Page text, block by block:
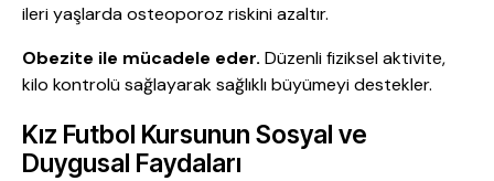
ileri yaşlarda osteoporoz riskini azaltır.
Obezite ile mücadele eder. Düzenli fiziksel aktivite,
kilo kontrolü sağlayarak sağlıklı büyümeyi destekler.
Kız Futbol Kursunun Sosyal ve
Duygusal Faydaları